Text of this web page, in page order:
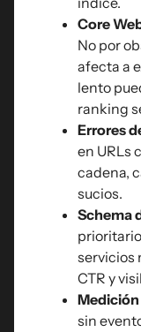
Core
No por
afecta a
lento
ranking
Errores
en URLs
cadena,
sucios.
Schema
servicios
CTR y
sin